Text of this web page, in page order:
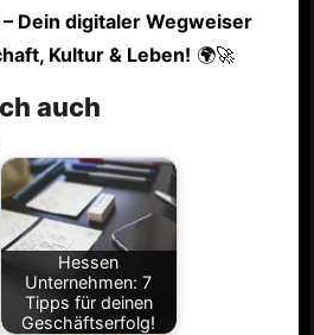
Dein digitaler Wegweiser
Kultur & Leben! 🌍🚀
auch
Hessen
Unternehmen: 7
Tipps für deinen
Geschäftserfolg!